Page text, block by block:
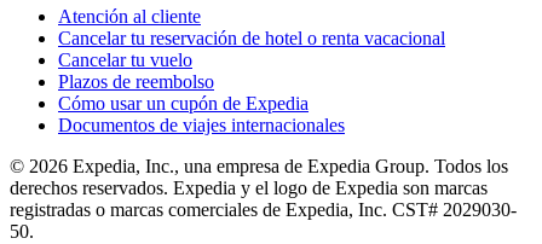
Atención al cliente
Cancelar tu reservación de hotel o renta vacacional
Cancelar tu vuelo
Plazos de reembolso
Cómo usar un cupón de Expedia
Documentos de viajes internacionales
© 2026 Expedia, Inc., una empresa de Expedia Group. Todos los
derechos reservados. Expedia y el logo de Expedia son marcas
registradas o marcas comerciales de Expedia, Inc. CST# 2029030-
50.